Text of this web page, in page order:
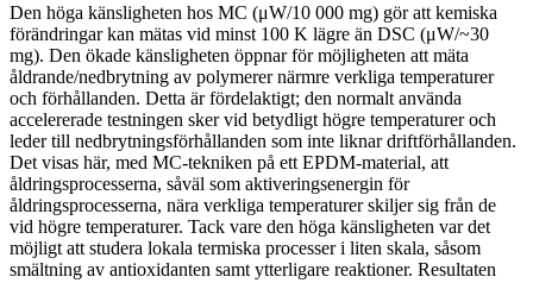
Den höga känsligheten hos MC (μW/10 000 mg) gör att kemiska
förändringar kan mätas vid minst 100 K lägre än DSC (μW/~30
mg). Den ökade känsligheten öppnar för möjligheten att mäta
åldrande/nedbrytning av polymerer närmre verkliga temperaturer
och förhållanden. Detta är fördelaktigt; den normalt använda
accelererade testningen sker vid betydligt högre temperaturer och
leder till nedbrytningsförhållanden som inte liknar driftförhållanden.
Det visas här, med MC-tekniken på ett EPDM-material, att
åldringsprocesserna, såväl som aktiveringsenergin för
åldringsprocesserna, nära verkliga temperaturer skiljer sig från de
vid högre temperaturer. Tack vare den höga känsligheten var det
möjligt att studera lokala termiska processer i liten skala, såsom
smältning av antioxidanten samt ytterligare reaktioner. Resultaten